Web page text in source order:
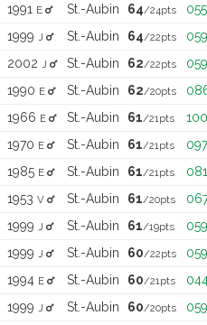
1991 E St.-Aubin 64/24pts
055
1999 J St.-Aubin 64/22pts
059
2002 J St.-Aubin 62/22pts
059
1990 E St.-Aubin 62/20pts
1966 E St.-Aubin 61/21pts
100
1970 E St.-Aubin 61/21pts
097
1985 E St.-Aubin 61/21pts
081
1953 V St.-Aubin 61/20pts
1999 J St.-Aubin 61/19pts
059
1999 J St.-Aubin 60/22pts
059
1994 E St.-Aubin 60/21pts
1999 J St.-Aubin 60/20pts
059